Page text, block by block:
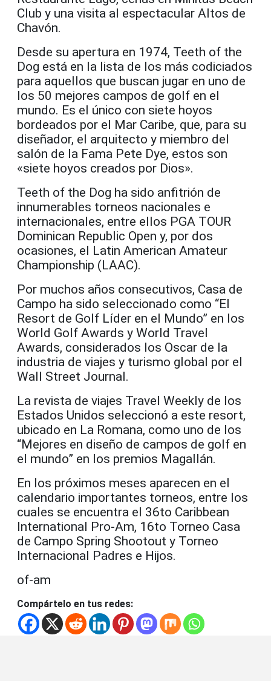
Club y una visita al espectacular Altos de
Chavón.
Desde su apertura en 1974, Teeth of the
Dog está en la lista de los más codiciados
para aquellos que buscan jugar en uno de
los 50 mejores campos de golf en el
mundo. Es el único con siete hoyos
bordeados por el Mar Caribe, que, para su
diseñador, el arquitecto y miembro del
salón de la Fama Pete Dye, estos son
«siete hoyos creados por Dios».
Teeth of the Dog ha sido anfitrión de
innumerables torneos nacionales e
internacionales, entre ellos PGA TOUR
Dominican Republic Open y, por dos
ocasiones, el Latin American Amateur
Championship (LAAC).
Por muchos años consecutivos, Casa de
Campo ha sido seleccionado como “El
Resort de Golf Líder en el Mundo” en los
World Golf Awards y World Travel
Awards, considerados los Oscar de la
industria de viajes y turismo global por el
Wall Street Journal.
La revista de viajes Travel Weekly de los
Estados Unidos seleccionó a este resort,
ubicado en La Romana, como uno de los
“Mejores en diseño de campos de golf en
el mundo” en los premios Magallán.
En los próximos meses aparecen en el
calendario importantes torneos, entre los
cuales se encuentra el 36to Caribbean
International Pro-Am, 16to Torneo Casa
de Campo Spring Shootout y Torneo
Internacional Padres e Hijos.
of-am
Compártelo en tus redes: